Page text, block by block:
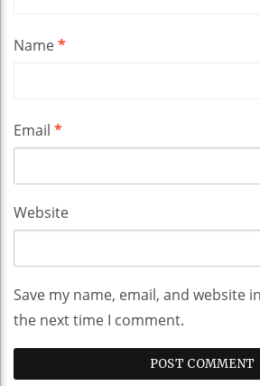
Name*
Email *
Website
Save my name, email, and website
the next time I comment.